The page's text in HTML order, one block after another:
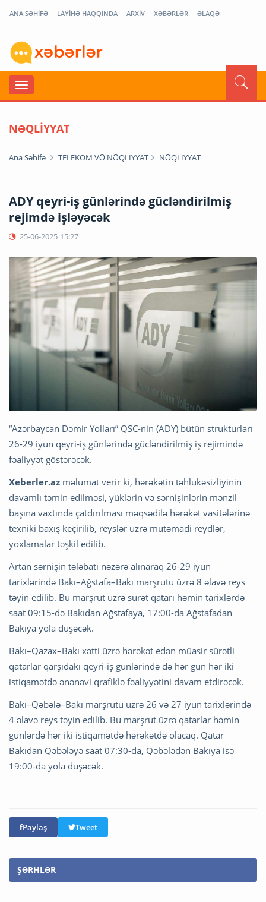
ANA SƏHİFƏ LAYİHƏ HAQQINDA ARXİV XƏBƏRLƏR ƏLAQƏ
NƏQLİYYAT
Ana Səhifə TELEKOM VƏ NƏQLİYYAT NƏQLİYYAT
ADY qeyri-iş günlərində gücləndirilmiş
rejimdə işləyəcək
25-06-2025 15:27
“Azərbaycan Dəmir Yolları” QSC-nin (ADY) bütün strukturları
26-29 iyun qeyri-iş günlərində gücləndirilmiş iş rejimində
fəaliyyət göstərəcək.
Xeberler.az məlumat verir ki, hərəkətin təhlükəsizliyinin
davamlı təmin edilməsi, yüklərin və sərnişinlərin mənzil
başına vaxtında çatdırılması məqsədilə hərəkət vasitələrinə
texniki baxış keçirilib, reyslər üzrə mütəmadi reydlər,
yoxlamalar təşkil edilib.
Artan sərnişin tələbatı nəzərə alınaraq 26-29 iyun
tarixlərində Bakı–Ağstafa–Bakı marşrutu üzrə 8 əlavə reys
təyin edilib. Bu marşrut üzrə sürət qatarı həmin tarixlərdə
saat 09:15-də Bakıdan Ağstafaya, 17:00-da Ağstafadan
Bakıya yola düşəcək.
Bakı–Qazax–Bakı xətti üzrə hərəkət edən müasir sürətli
qatarlar qarşıdakı qeyri-iş günlərində də hər gün hər iki
istiqamətdə ənənəvi qrafiklə fəaliyyətini davam etdirəcək.
Bakı–Qəbələ–Bakı marşrutu üzrə 26 və 27 iyun tarixlərində
4 əlavə reys təyin edilib. Bu marşrut üzrə qatarlar həmin
günlərdə hər iki istiqamətdə hərəkətdə olacaq. Qatar
Bakıdan Qəbələyə saat 07:30-da, Qəbələdən Bakıya isə
19:00-da yola düşəcək.
Paylaş Tweet
ŞƏRHLƏR